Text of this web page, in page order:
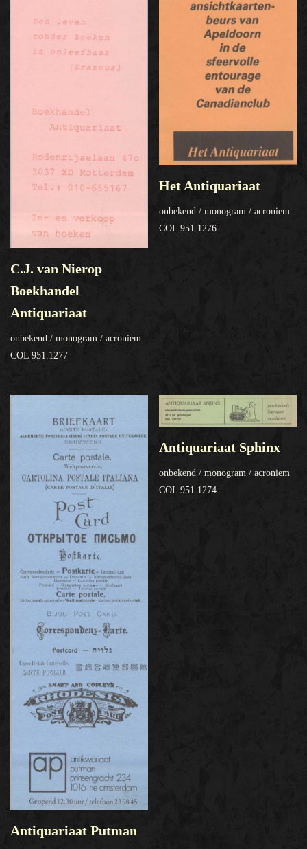
C.J. van Nierop
Boekhandel
Antiquariaat
onbekend / monogram / acroniem
COL 951.1277
Het Antiquariaat
onbekend / monogram / acroniem
COL 951.1276
Antiquariaat Putman
Antiquariaat Sphinx
onbekend / monogram / acroniem
COL 951.1274